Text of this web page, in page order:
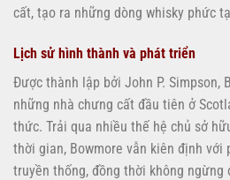
cất, tạo ra những dòng whisky phức
Lịch sử hình thành và phát triển
Được thành lập bởi John P. Simpson,
những nhà chưng cất đầu tiên ở
thức. Trải qua nhiều thế hệ chủ sở
thời gian, Bowmore vẫn kiên định với
truyền thống, đồng thời không